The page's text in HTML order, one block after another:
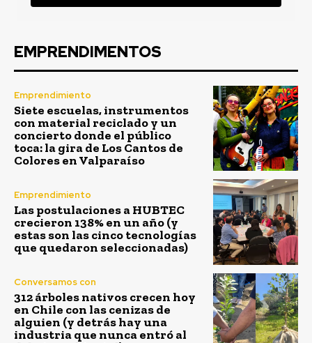
EMPRENDIMENTOS
Emprendimiento
Siete escuelas, instrumentos
con material reciclado y un
concierto donde el público
toca: la gira de Los Cantos de
Colores en Valparaíso
Emprendimiento
Las postulaciones a HUBTEC
crecieron 138% en un año (y
estas son las cinco tecnologías
que quedaron seleccionadas)
Conversamos con
312 árboles nativos crecen hoy
en Chile con las cenizas de
alguien (y detrás hay una
industria que nunca entró al